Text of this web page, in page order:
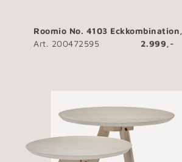
Roomio No. 4103 Eckkombination,
Art. 200472595 2.999,-